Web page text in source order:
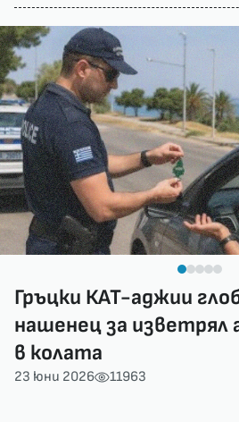
Гръцки КАТ-аджии
нашенец за
в колата
23 юни 2026 11963